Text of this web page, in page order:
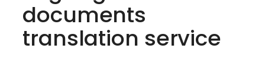
documents
translation service